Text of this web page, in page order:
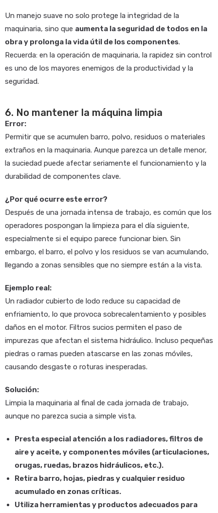
Un manejo suave no solo protege la integridad de la
maquinaria, sino que aumenta la seguridad de todos en la
obra y prolonga la vida útil de los componentes.
Recuerda: en la operación de maquinaria, la rapidez sin control
es uno de los mayores enemigos de la productividad y la
seguridad.
6. No mantener la máquina limpia
Error:
Permitir que se acumulen barro, polvo, residuos o materiales
extraños en la maquinaria. Aunque parezca un detalle menor,
la suciedad puede afectar seriamente el funcionamiento y la
durabilidad de componentes clave.
¿Por qué ocurre este error?
Después de una jornada intensa de trabajo, es común que los
operadores pospongan la limpieza para el día siguiente,
especialmente si el equipo parece funcionar bien. Sin
embargo, el barro, el polvo y los residuos se van acumulando,
llegando a zonas sensibles que no siempre están a la vista.
Ejemplo real:
Un radiador cubierto de lodo reduce su capacidad de
enfriamiento, lo que provoca sobrecalentamiento y posibles
daños en el motor. Filtros sucios permiten el paso de
impurezas que afectan el sistema hidráulico. Incluso pequeñas
piedras o ramas pueden atascarse en las zonas móviles,
causando desgaste o roturas inesperadas.
Solución:
Limpia la maquinaria al final de cada jornada de trabajo,
aunque no parezca sucia a simple vista.
Presta especial atención a los radiadores, filtros de
aire y aceite, y componentes móviles (articulaciones,
orugas, ruedas, brazos hidráulicos, etc.).
Retira barro, hojas, piedras y cualquier residuo
acumulado en zonas críticas.
Utiliza herramientas y productos adecuados para